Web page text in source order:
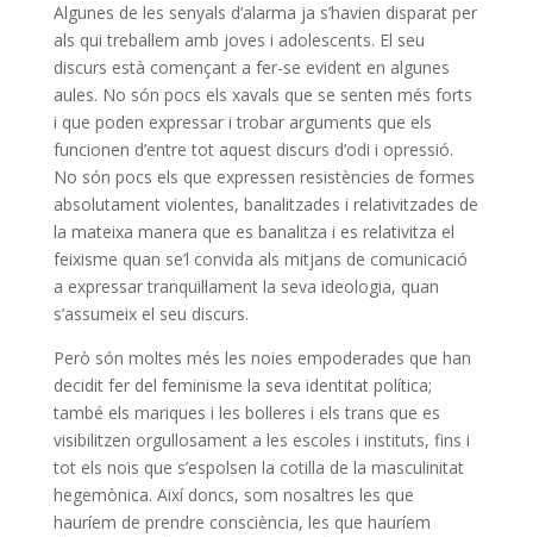
Algunes de les senyals d’alarma ja s’havien disparat per
als qui treballem amb joves i adolescents. El seu
discurs està començant a fer-se evident en algunes
aules. No són pocs els xavals que se senten més forts
i que poden expressar i trobar arguments que els
funcionen d’entre tot aquest discurs d’odi i opressió.
No són pocs els que expressen resistències de formes
absolutament violentes, banalitzades i relativitzades de
la mateixa manera que es banalitza i es relativitza el
feixisme quan se’l convida als mitjans de comunicació
a expressar tranquil·lament la seva ideologia, quan
s’assumeix el seu discurs.
Però són moltes més les noies empoderades que han
decidit fer del feminisme la seva identitat política;
també els mariques i les bolleres i els trans que es
visibilitzen orgullosament a les escoles i instituts, fins i
tot els nois que s’espolsen la cotilla de la masculinitat
hegemònica. Així doncs, som nosaltres les que
hauríem de prendre consciència, les que hauríem